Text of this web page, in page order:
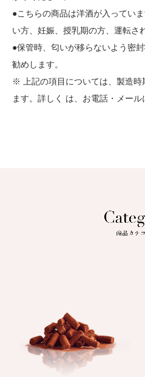
●こちらの商品は洋酒が入ってい
い方、妊娠、授乳期の方、運転さ
●保管時、匂いが移らないよう密
勧めします。
※ 上記の項目については、製造時
ます。詳しく は、お電話・メール